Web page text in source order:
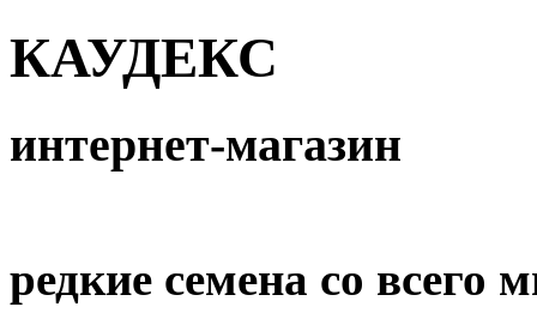
КАУДЕКС
интернет-магазин
редкие семена со всего